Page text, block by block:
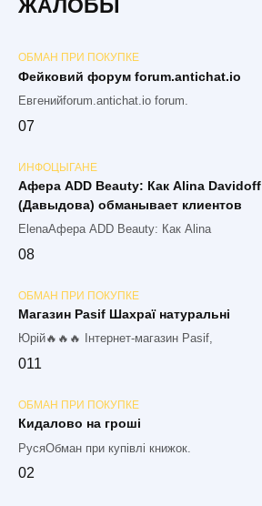
ЖАЛОБЫ
ОБМАН ПРИ ПОКУПКЕ
Фейковий форум forum.antichat.io
Евгенийforum.antichat.io forum.
07
ИНФОЦЫГАНЕ
Афера ADD Beauty: Как Alina Davidoff
(Давыдова) обманывает клиентов
ElenaАфера ADD Beauty: Как Alina
08
ОБМАН ПРИ ПОКУПКЕ
Магазин Pasif Шахраї натуральні
Юрій🔥🔥🔥 Інтернет-магазин Pasif,
011
ОБМАН ПРИ ПОКУПКЕ
Кидалово на гроші
РусяОбман при купівлі книжок.
02